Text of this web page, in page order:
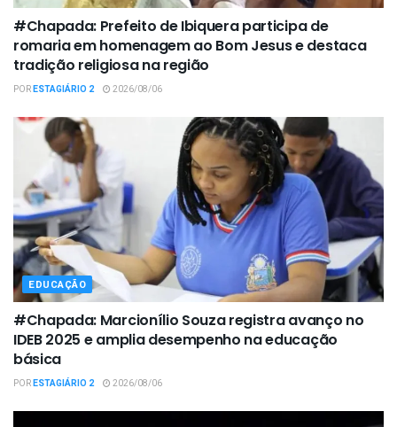
#Chapada: Prefeito de Ibiquera participa de
romaria em homenagem ao Bom Jesus e destaca
tradição religiosa na região
PORESTAGIÁRIO 2 2026/08/06
EDUCAÇÃO
#Chapada: Marcionílio Souza registra avanço no
IDEB 2025 e amplia desempenho na educação
básica
PORESTAGIÁRIO 2 2026/08/06